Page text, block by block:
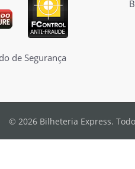
© 2026 Bilheteria Express.